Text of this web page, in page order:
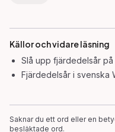
Källor och vidare läsning
Slå upp fjärdedelsår på
Fjärdedelsår i svenska
Saknar du ett ord eller en
besläktade ord.